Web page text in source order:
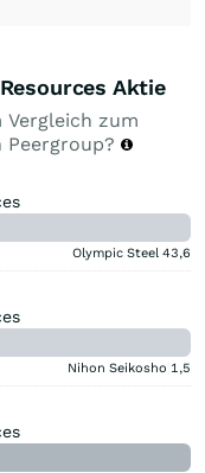
Aktie
Vergleich zum
Olympic Steel 43,6
Nihon Seikosho 1,5